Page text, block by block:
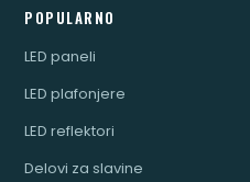
POPULARNO
LED paneli
LED plafonjere
LED reflektori
Delovi za slavine